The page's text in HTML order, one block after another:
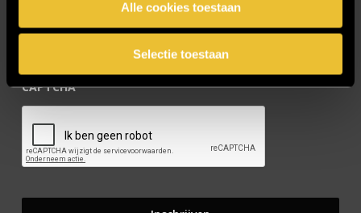
Alle cookies toestaan
Selectie toestaan
CAPTCHA